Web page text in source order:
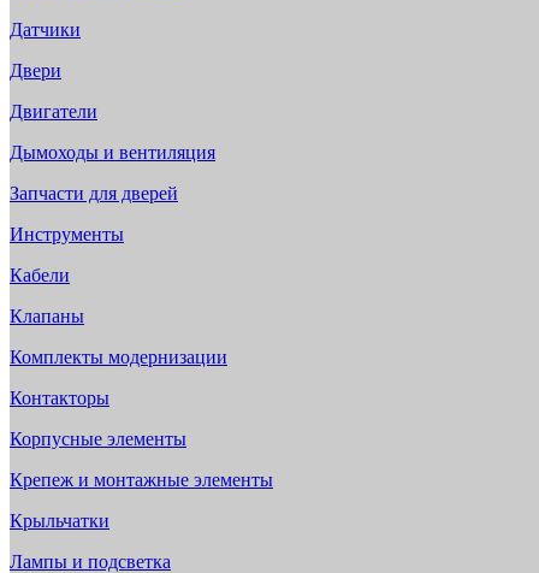
Датчики
Двери
Двигатели
Дымоходы и вентиляция
Запчасти для дверей
Инструменты
Кабели
Клапаны
Комплекты модернизации
Контакторы
Корпусные элементы
Крепеж и монтажные элементы
Крыльчатки
Лампы и подсветка